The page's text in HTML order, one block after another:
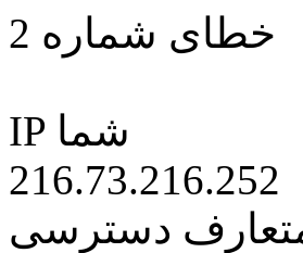
خطای شماره 2
IP شما
216.73.216.252
دسترسی